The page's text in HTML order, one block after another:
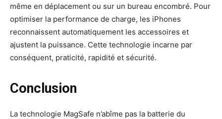
même en déplacement ou sur un bureau encombré. Pour
optimiser la performance de charge, les iPhones
reconnaissent automatiquement les accessoires et
ajustent la puissance. Cette technologie incarne par
conséquent, praticité, rapidité et sécurité.
Conclusion
La technologie MagSafe n’abîme pas la batterie du